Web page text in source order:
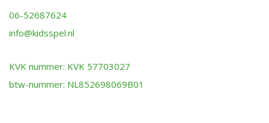
06-52687624
info@kidsspel.nl
KVK nummer: KVK 57703027
btw-nummer: NL852698069B01